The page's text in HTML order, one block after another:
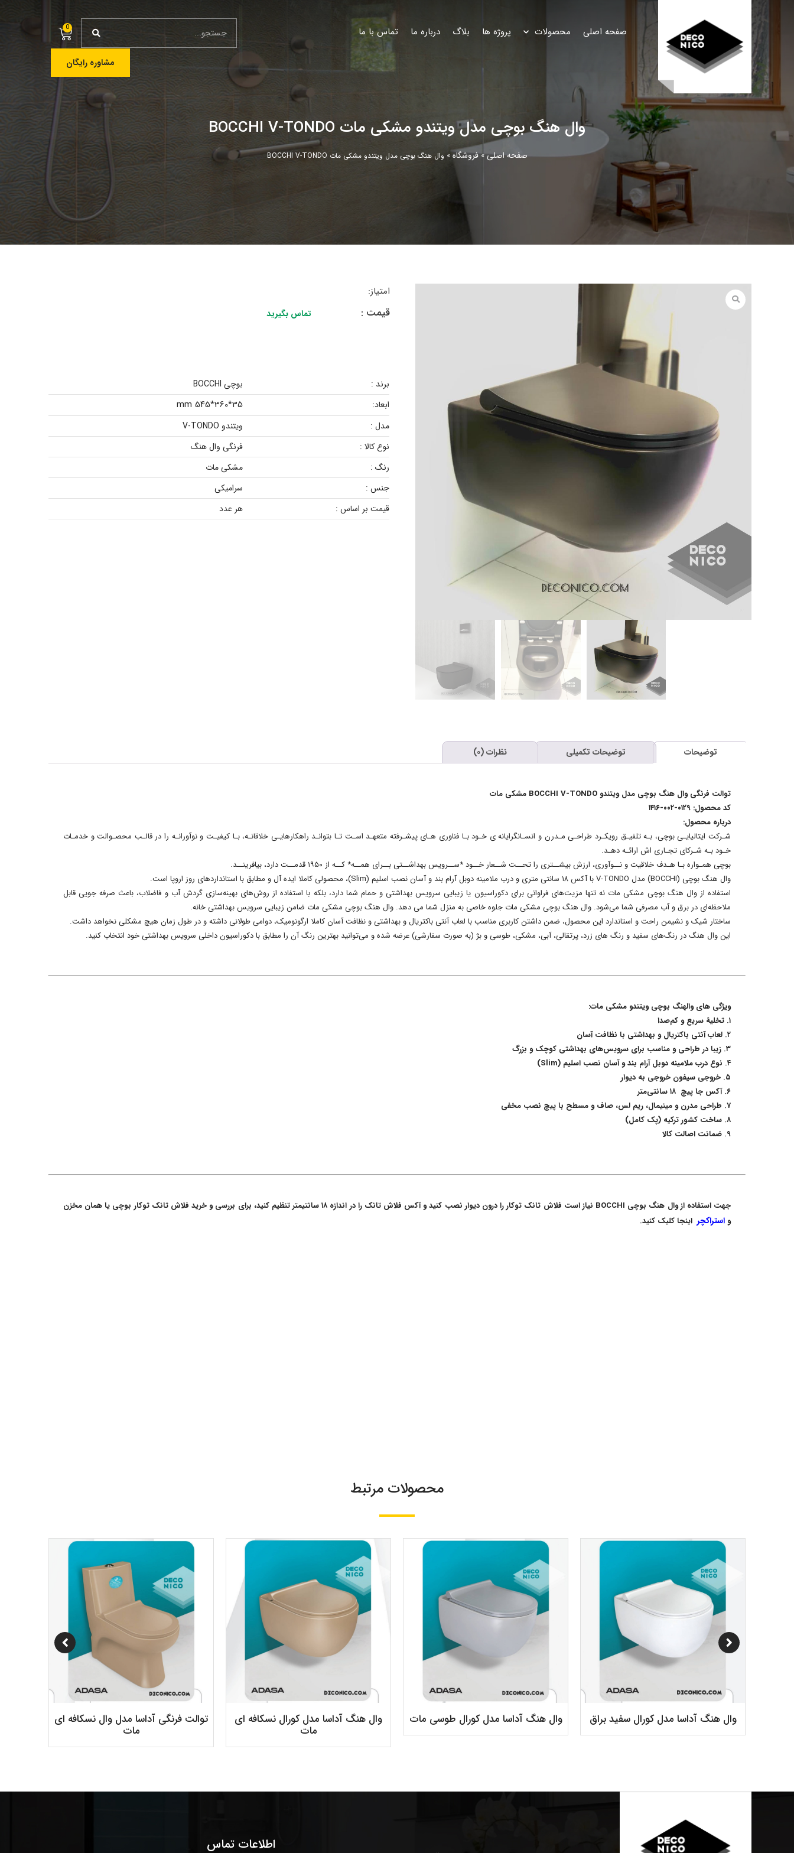
صفحه اصلی محصولات پروژه ها بلاگ درباره ما تماس با ما 0
مشاوره رایگان
وال هنگ بوچی مدل ویتندو مشکی مات BOCCHI V-TONDO
صفحه اصلی»فروشگاه» وال هنگ بوچی مدل ویتندو مشکی مات BOCCHI V-TONDO
امتیاز:
قیمت : تماس بگیرید
برند :
بوچی BOCCHI
ابعاد:
35*360*545 mm
مدل :
ویتندو V-TONDO
نوع کالا :
فرنگی وال هنگ
رنگ :
مشکی مات
جنس :
سرامیکی
قیمت بر اساس :
هر عدد
توضیحات توضیحات تکمیلی نظرات (0)
توالت فرنگی وال هنگ بوچی مدل ویتندو BOCCHI V-TONDO مشکی مات
کد محصول: ۰۱۲۹-۰۰۲-۱۴۱۶
درباره محصول:
شـرکت ایتالیایـی بوچی، بـه تلفیـق رویکـرد طراحـی مـدرن و انسـانگرایانه ی خـود بـا فناوری هـای پیشـرفته متعهـد اسـت تـا بتوانـد راهکارهایـی خلاقانـه، بـا کیفیـت و نوآورانـه را در قالـب محصـوالت و خدمـات
خـود بـه شـرکای تجـاری اش ارائـه دهـد.
بوچی همـواره بـا هـدف خلاقیت و نــوآوری، ارزش بیشــتری را تحــت شــعار خــود *ســرویس بهداشــتی بــرای همــه* کــه از ۱۹۵۰ قدمــت دارد، بیافرینــد.
وال هنگ بوچی (BOCCHI) مدل V-TONDO با آکس ۱۸ سانتی متری و درب ملامینه دوبل آرام بند و آسان نصب اسلیم (Slim)، محصولی کاملا ایده آل و مطابق با استانداردهای روز اروپا است.
استفاده از وال هنگ بوچی مشکی مات نه تنها مزیت‌های فراوانی برای دکوراسیون یا زیبایی سرویس بهداشتی و حمام شما دارد، بلکه با استفاده از روش‌های بهینه‌سازی گردش آب و فاضلاب، باعث صرفه جویی قابل
ملاحظه‌ای در برق و آب مصرفی شما می‌شود. وال هنگ بوچی مشکی مات جلوه خاصی به منزل شما می دهد. وال هنگ بوچی مشکی مات ضامن زیبایی سرویس بهداشتی خانه.
ساختار شیک و نشیمن راحت و استاندارد این محصول، ضمن داشتن کاربری مناسب با لعاب آنتی باکتریال و بهداشتی و نظافت آسان کاملا ارگونومیک، دوامی طولانی داشته و در طول زمان هیچ مشکلی نخواهد داشت.
این وال هنگ در رنگ‌های سفید و رنگ های زرد، پرتقالی، آبی، مشکی، طوسی و بژ (به صورت سفارشی) عرضه شده و می‌توانید بهترین رنگ آن را مطابق با دکوراسیون داخلی سرویس بهداشتی خود انتخاب کنید.
ویژگی های والهنگ بوچی ویتندو مشکی مات:
۱. تخلیۀ سریع و کم‌صدا
۲. لعاب آنتی باکتریال و بهداشتی با نظافت آسان
۳. زیبا در طراحی و مناسب برای سرویس‌های بهداشتی کوچک و بزرگ
۴. نوع درب ملامینه دوبل آرام بند و آسان نصب اسلیم (Slim)
۵. خروجی سیفون خروجی به دیوار
۶. آکس جا پیچ ۱۸ سانتی‌متر
۷. طراحی مدرن و مینیمال، ریم لس، صاف و مسطح با پیچ نصب مخفی
۸. ساخت کشور ترکیه (پک کامل)
۹. ضمانت اصالت کالا
جهت استفاده از وال هنگ بوچی BOCCHI نیاز است فلاش تانک توکار را درون دیوار نصب کنید و آکس فلاش تانک را در اندازه ۱۸ سانتیمتر تنظیم کنید، برای بررسی و خرید فلاش تانک توکار بوچی یا همان مخزن
و استراکچر اینجا کلیک کنید.
محصولات مرتبط
وال هنگ آداسا مدل کورال سفید براق وال هنگ آداسا مدل کورال طوسی مات وال هنگ آداسا مدل کورال نسکافه ای
مات
توالت فرنگی آداسا مدل وال نسکافه ای
مات
اطلاعات تماس